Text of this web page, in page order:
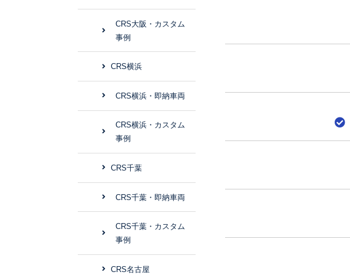
CRS大阪・カスタム
事例
CRS横浜
CRS横浜・即納車両
CRS横浜・カスタム
事例
CRS千葉
CRS千葉・即納車両
CRS千葉・カスタム
事例
CRS名古屋